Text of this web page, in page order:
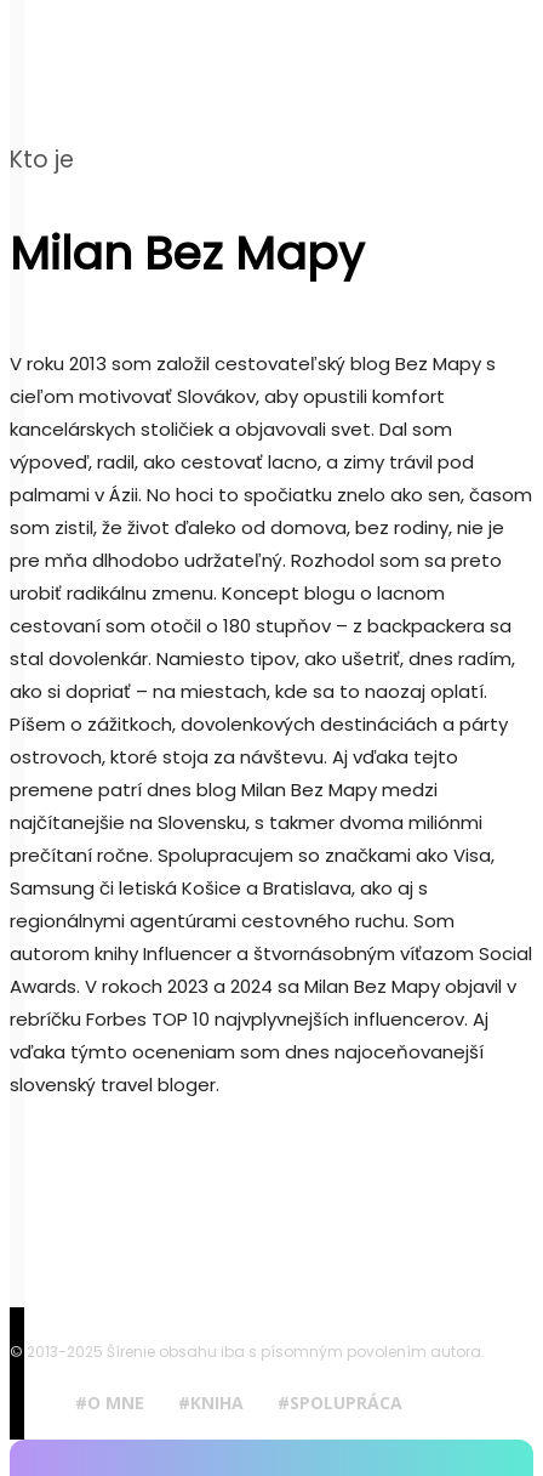
Kto je
Milan Bez Mapy
V roku 2013 som založil cestovateľský blog Bez Mapy s
cieľom motivovať Slovákov, aby opustili komfort
kancelárskych stoličiek a objavovali svet. Dal som
výpoveď, radil, ako cestovať lacno, a zimy trávil pod
palmami v Ázii. No hoci to spočiatku znelo ako sen, časom
som zistil, že život ďaleko od domova, bez rodiny, nie je
pre mňa dlhodobo udržateľný. Rozhodol som sa preto
urobiť radikálnu zmenu. Koncept blogu o lacnom
cestovaní som otočil o 180 stupňov – z backpackera sa
stal dovolenkár. Namiesto tipov, ako ušetriť, dnes radím,
ako si dopriať – na miestach, kde sa to naozaj oplatí.
Píšem o zážitkoch, dovolenkových destináciách a párty
ostrovoch, ktoré stoja za návštevu. Aj vďaka tejto
premene patrí dnes blog Milan Bez Mapy medzi
najčítanejšie na Slovensku, s takmer dvoma miliónmi
prečítaní ročne. Spolupracujem so značkami ako Visa,
Samsung či letiská Košice a Bratislava, ako aj s
regionálnymi agentúrami cestovného ruchu. Som
autorom knihy Influencer a štvornásobným víťazom Social
Awards. V rokoch 2023 a 2024 sa Milan Bez Mapy objavil v
rebríčku Forbes TOP 10 najvplyvnejších influencerov. Aj
vďaka týmto oceneniam som dnes najoceňovanejší
slovenský travel bloger.
© 2013-2025 Šírenie obsahu iba s písomným povolením autora.
#O MNE #KNIHA #SPOLUPRÁCA